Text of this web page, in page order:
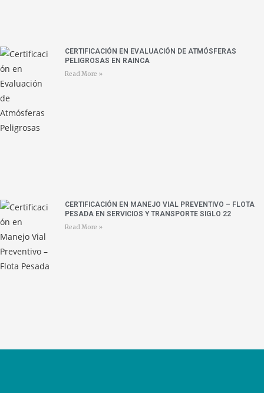
CERTIFICACIÓN EN EVALUACIÓN DE ATMÓSFERAS
PELIGROSAS EN RAINCA
Read More »
CERTIFICACIÓN EN MANEJO VIAL PREVENTIVO – FLOTA
PESADA EN SERVICIOS Y TRANSPORTE SIGLO 22
Read More »